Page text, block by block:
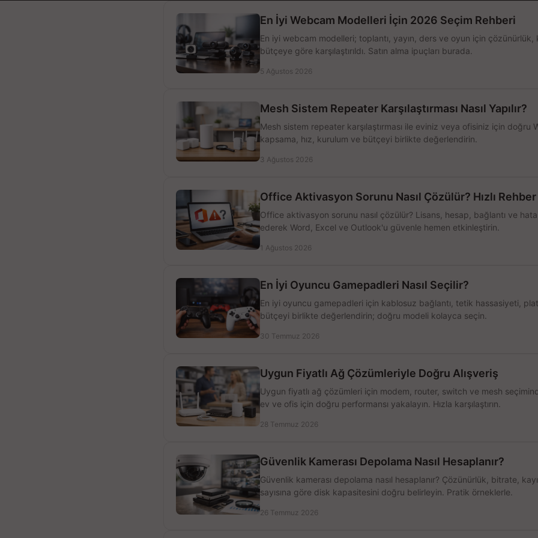
En İyi Webcam Modelleri İçin 2026 Seçim Rehberi
En iyi webcam modelleri; toplantı, yayın, ders ve oyun için çözünürlük,
bütçeye göre karşılaştırıldı. Satın alma ipuçları burada.
5 Ağustos 2026
Mesh Sistem Repeater Karşılaştırması Nasıl Yapılır?
Mesh sistem repeater karşılaştırması ile eviniz veya ofisiniz için doğru
kapsama, hız, kurulum ve bütçeyi birlikte değerlendirin.
3 Ağustos 2026
Office Aktivasyon Sorunu Nasıl Çözülür? Hızlı Rehber
Office aktivasyon sorunu nasıl çözülür? Lisans, hesap, bağlantı ve hata
ederek Word, Excel ve Outlook'u güvenle hemen etkinleştirin.
1 Ağustos 2026
En İyi Oyuncu Gamepadleri Nasıl Seçilir?
En iyi oyuncu gamepadleri için kablosuz bağlantı, tetik hassasiyeti,
bütçeyi birlikte değerlendirin; doğru modeli kolayca seçin.
30 Temmuz 2026
Uygun Fiyatlı Ağ Çözümleriyle Doğru Alışveriş
Uygun fiyatlı ağ çözümleri için modem, router, switch ve mesh
ev ve ofis için doğru performansı yakalayın. Hızla karşılaştırın.
28 Temmuz 2026
Güvenlik Kamerası Depolama Nasıl Hesaplanır?
Güvenlik kamerası depolama nasıl hesaplanır? Çözünürlük, bitrate,
sayısına göre disk kapasitesini doğru belirleyin. Pratik örneklerle.
26 Temmuz 2026